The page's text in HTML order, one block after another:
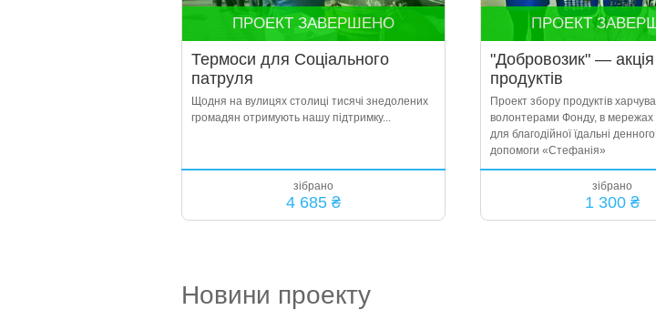
ПРОЕКТ ЗАВЕРШЕНО
Термоси для Соціального
патруля
Щодня на вулицях столиці тисячі знедолених
громадян отримують нашу підтримку...
зібрано
4 685 ₴
ПРОЕКТ
"Добровозик" — акція
продуктів
Проект збору продуктів
волонтерами Фонду, в мережах
для благодійної їдальні
допомоги «Стефанія»
зібрано
1 300 ₴
Новини проекту